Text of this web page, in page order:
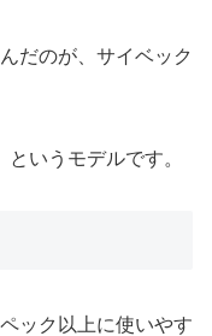
だのが、サイベック
というモデルです。
ック以上に使いやす